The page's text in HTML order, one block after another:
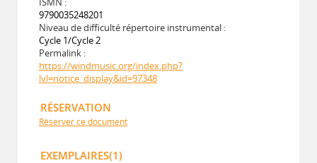
9790035248201
Niveau de difficulté répertoire instrumental :
Cycle 1/Cycle 2
Permalink :
https://windmusic.org/index.php?
lvl=notice_display&id=97348
RÉSERVATION
Réserver ce document
EXEMPLAIRES(1)